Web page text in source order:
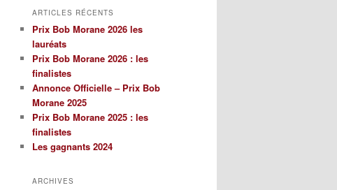
ARTICLES RÉCENTS
Prix Bob Morane 2026 les
lauréats
Prix Bob Morane 2026 : les
finalistes
Annonce Officielle – Prix Bob
Morane 2025
Prix Bob Morane 2025 : les
finalistes
Les gagnants 2024
ARCHIVES